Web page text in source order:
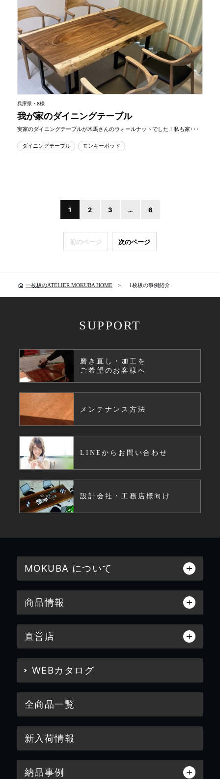
兵庫県・8様
我が家のダイニングテーブル
実家のダイニングテーブルが木馬さんのウォールナットでした！私も家･･･
ダイニングテーブル モンキーポッド
前のページ
1 2 3 ... 6
次のページ
home 一枚板のATELIER MOKUBA HOME 1枚板の事例紹介
SUPPORT
磨き直し・加工を
ご希望のお客様へ
メンテナンス方法
LINEからお問い合わせ
設計会社・工務店様向け
MOKUBA について
商品情報
直営店
WEBカタログ
全商品一覧
新入荷情報
納品事例